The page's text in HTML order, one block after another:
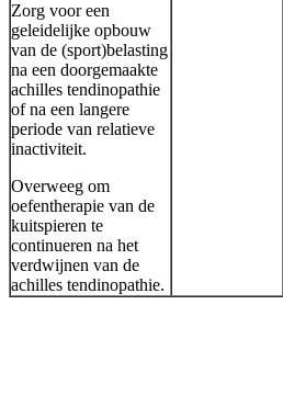
Zorg voor een
geleidelijke opbouw
van de (sport)belasting
na een doorgemaakte
achilles tendinopathie
of na een langere
periode van relatieve
inactiviteit.
Overweeg om
oefentherapie van de
kuitspieren te
continueren na het
verdwijnen van de
achilles tendinopathie.